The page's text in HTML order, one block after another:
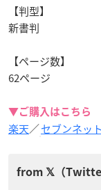
【判型】
新書判
【ページ数】
62ページ
▼ご購入はこちら
楽天／セブンネッ